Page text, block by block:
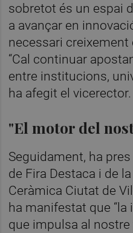
sobretot és un espai
a avançar en
necessari creixement
“Cal continuar
entre institucions,
ha afegit el vicerector.
"El motor del
Seguidament, ha
de Fira Destaca i de
Ceràmica Ciutat de
ha manifestat que
que impulsa al